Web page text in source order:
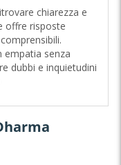
chiarezza e
offre risposte
empatia senza
dubbi e inquietudini